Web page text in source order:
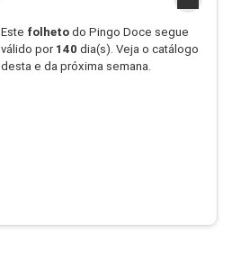
Este folhetodo Pingo Doce segue
válido por 140 dia(s). Veja o catálogo
desta e da próxima semana.